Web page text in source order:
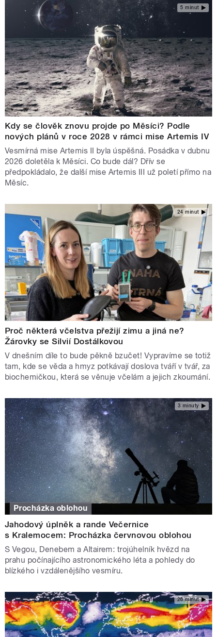
5 minut
Kdy se člověk znovu projde po Měsíci? Podle
nových plánů v roce 2028 v rámci mise Artemis IV
Vesmírná mise Artemis II byla úspěšná. Posádka v dubnu
2026 doletěla k Měsíci. Co bude dál? Dřív se
předpokládalo, že další mise Artemis III už poletí přímo na
Měsíc.
24 minut
Proč některá včelstva přežijí zimu a jiná ne?
Žárovky se Silvií Dostálkovou
V dnešním díle to bude pěkně bzučet! Vypravíme se totiž
tam, kde se věda a hmyz potkávají doslova tváří v tvář, za
biochemičkou, která se věnuje včelám a jejich zkoumání.
3 minuty
Procházka oblohou
Jahodový úplněk a rande Večernice
s Kralemocem: Procházka červnovou oblohou
S Vegou, Denebem a Altairem: trojúhelník hvězd na
prahu počínajícího astronomického léta a pohledy do
blízkého i vzdálenějšího vesmíru.
26 minut